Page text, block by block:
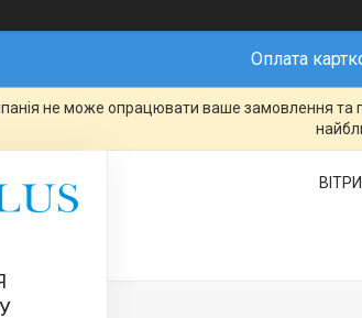
Оплата
не може опрацювати ваше замовлення та